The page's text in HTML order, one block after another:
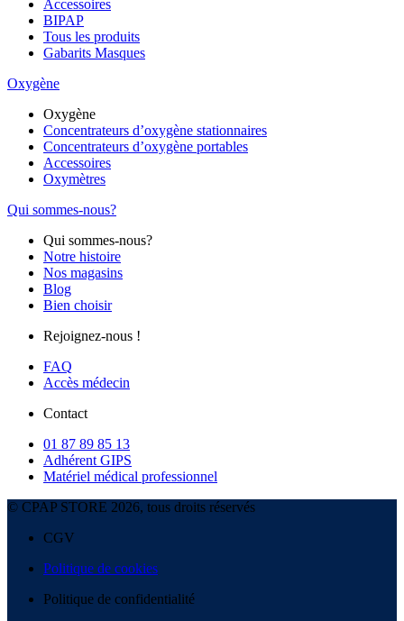
Accessoires
BIPAP
Tous les produits
Gabarits Masques
Oxygène
Oxygène
Concentrateurs d’oxygène stationnaires
Concentrateurs d’oxygène portables
Accessoires
Oxymètres
Qui sommes-nous?
Qui sommes-nous?
Notre histoire
Nos magasins
Blog
Bien choisir
Rejoignez-nous !
FAQ
Accès médecin
Contact
01 87 89 85 13
Adhérent GIPS
Matériel médical professionnel
© CPAP STORE 2026, tous droits réservés
CGV
Politique de cookies
Politique de confidentialité